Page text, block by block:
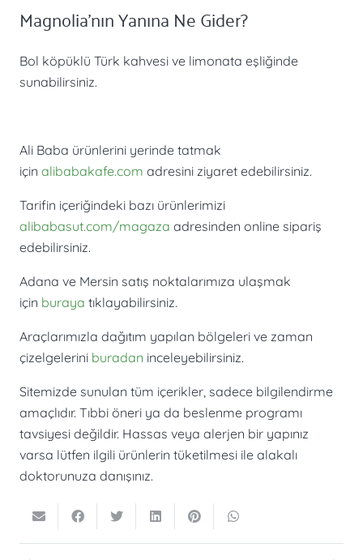
Magnolia’nın Yanına Ne Gider?
Bol köpüklü Türk kahvesi ve limonata eşliğinde
sunabilirsiniz.
Ali Baba ürünlerini yerinde tatmak
için alibabakafe.com adresini ziyaret edebilirsiniz.
Tarifin içeriğindeki bazı ürünlerimizi
alibabasut.com/magaza adresinden online sipariş
edebilirsiniz.
Adana ve Mersin satış noktalarımıza ulaşmak
için buraya tıklayabilirsiniz.
Araçlarımızla dağıtım yapılan bölgeleri ve zaman
çizelgelerini buradan inceleyebilirsiniz.
Sitemizde sunulan tüm içerikler, sadece bilgilendirme
amaçlıdır. Tıbbi öneri ya da beslenme programı
tavsiyesi değildir. Hassas veya alerjen bir yapınız
varsa lütfen ilgili ürünlerin tüketilmesi ile alakalı
doktorunuza danışınız.